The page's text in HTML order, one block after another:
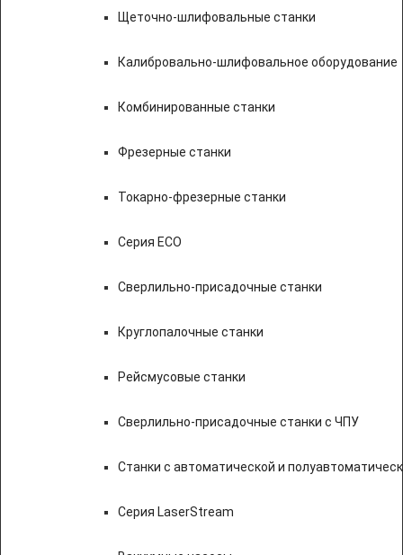
Щеточно-шлифовальные станки
Калибровально-шлифовальное оборудование
Комбинированные станки
Фрезерные станки
Токарно-фрезерные станки
Серия ECO
Сверлильно-присадочные станки
Круглопалочные станки
Рейсмусовые станки
Сверлильно-присадочные станки с ЧПУ
Станки с автоматической и
Серия LaserStream